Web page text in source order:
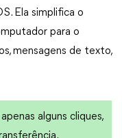
Ela simplifica o
para o
mensagens de texto,
alguns cliques,